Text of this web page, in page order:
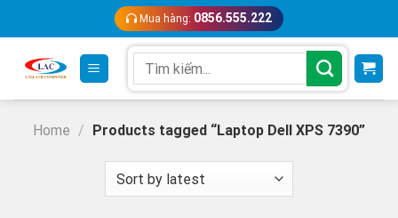
content
Mua hàng: 0856.555.222
for:
Home / Products tagged “Laptop Dell XPS 7390”